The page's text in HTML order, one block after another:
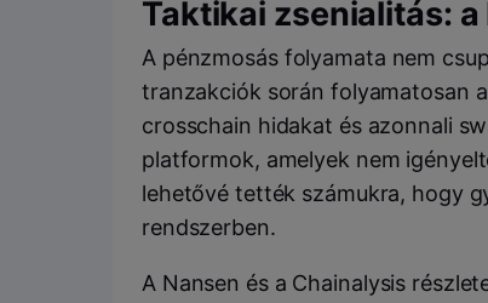
Taktikai zsenialitás:
A pénzmosás folyamata nem
tranzakciók során folyamatosan
crosschain hidakat és azonnali
platformok, amelyek nem
lehetővé tették számukra, hogy
rendszerben.
A Nansen és a Chainalysis